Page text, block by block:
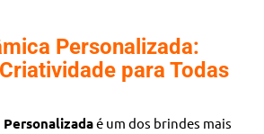
Personalizada:
para Todas
Personalizadaé um dos brindes mais